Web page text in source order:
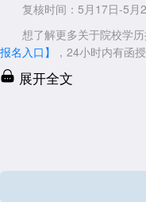
复核时间：5月17日-5月
想了解更多关于院校学历
报名入口】
，24小时内有函
展开全文